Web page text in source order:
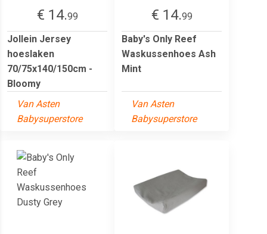
€ 14.99
Jollein Jersey
hoeslaken
70/75x140/150cm -
Bloomy
Van Asten
Babysuperstore
€ 14.99
Baby's Only Reef
Waskussenhoes Ash
Mint
Van Asten
Babysuperstore